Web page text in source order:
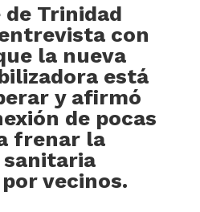
de Trinidad
con
la nueva
está
y afirmó
de pocas
frenar la
sanitaria
vecinos.